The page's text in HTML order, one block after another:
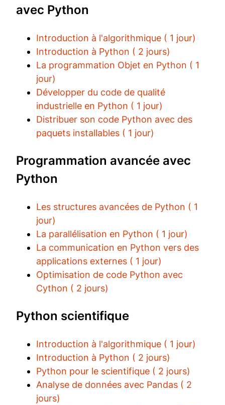
avec Python
Introduction à l'algorithmique ( 1 jour)
Introduction à Python ( 2 jours)
La programmation Objet en Python ( 1
jour)
Développer du code de qualité
industrielle en Python ( 1 jour)
Distribuer son code Python avec des
paquets installables ( 1 jour)
Programmation avancée avec
Python
Les structures avancées de Python ( 1
jour)
La parallélisation en Python ( 1 jour)
La communication en Python vers des
applications externes ( 1 jour)
Optimisation de code Python avec
Cython ( 2 jours)
Python scientifique
Introduction à l'algorithmique ( 1 jour)
Introduction à Python ( 2 jours)
Python pour le scientifique ( 2 jours)
Analyse de données avec Pandas ( 2
jours)